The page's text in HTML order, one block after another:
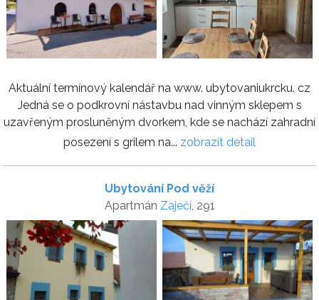
Aktuální termínový kalendář na www. ubytovaniukrcku. cz
Jedná se o podkrovní nástavbu nad vinným sklepem s
uzavřeným prosluněným dvorkem, kde se nachází zahradní
posezení s grilem na... zobrazit detail
Ubytování Pod věží
Apartmán Zaječí, 291